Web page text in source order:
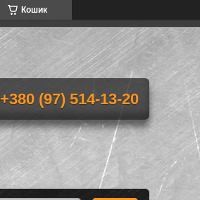
Кошик
+380 (97) 514-13-20